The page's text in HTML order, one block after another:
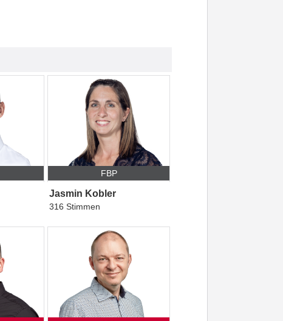
FBP
Jasmin Kobler
316 Stimmen